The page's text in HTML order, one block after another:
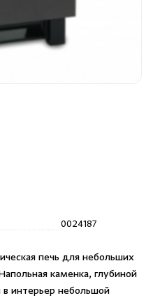
0024187
печь для небольших
каменка, глубиной
интерьер небольшой